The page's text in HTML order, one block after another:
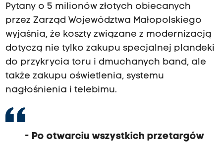
Pytany o 5 milionów złotych obiecanych
przez Zarząd Województwa Małopolskiego
wyjaśnia, że koszty związane z modernizacją
dotyczą nie tylko zakupu specjalnej plandeki
do przykrycia toru i dmuchanych band, ale
także zakupu oświetlenia, systemu
nagłośnienia i telebimu.
- Po otwarciu wszystkich przetargów